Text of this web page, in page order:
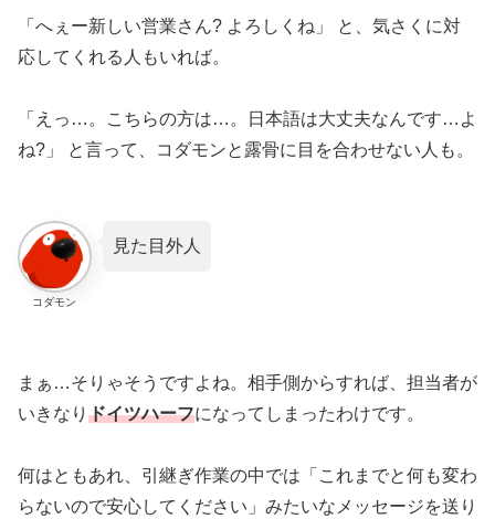
「へぇー新しい営業さん? よろしくね」 と、気さくに対
応してくれる人もいれば。
「えっ…。こちらの方は…。日本語は大丈夫なんです…よ
ね?」 と言って、コダモンと露骨に目を合わせない人も。
コダモン
見た目外人
まぁ…そりゃそうですよね。相手側からすれば、担当者が
いきなり ドイツハーフになってしまったわけです。
何はともあれ、引継ぎ作業の中では「これまでと何も変わ
らないので安心してください」みたいなメッセージを送り